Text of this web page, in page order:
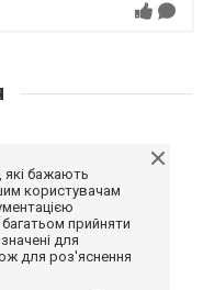
які бажають
користувачам
прийняти
для
для роз'яснення